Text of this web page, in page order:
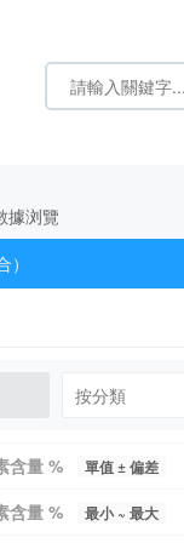
據浏覽
含量 % 單值 ± 偏差
含量 % 最小 ~ 最大